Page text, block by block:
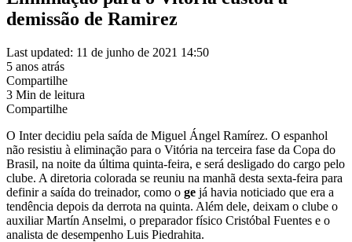
demissão de Ramirez
Last updated: 11 de junho de 2021 14:50
5 anos atrás
Compartilhe
3 Min de leitura
Compartilhe
O Inter decidiu pela saída de Miguel Ángel Ramírez. O espanhol
não resistiu à eliminação para o Vitória na terceira fase da Copa do
Brasil, na noite da última quinta-feira, e será desligado do cargo pelo
clube. A diretoria colorada se reuniu na manhã desta sexta-feira para
definir a saída do treinador, como o ge já havia noticiado que era a
tendência depois da derrota na quinta. Além dele, deixam o clube o
auxiliar Martín Anselmi, o preparador físico Cristóbal Fuentes e o
analista de desempenho Luis Piedrahita.